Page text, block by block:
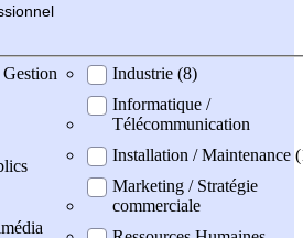
Industrie (8)
Informatique /
Télécommunication
Installation / Maintenance
Marketing / Stratégie
commerciale